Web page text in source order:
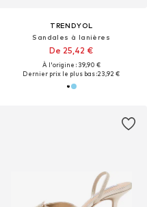
TRENDYOL
Sandales à lanières
De 25,42 €
À l'origine : 39,90 €
Dernier prix le plus bas :23,92 €